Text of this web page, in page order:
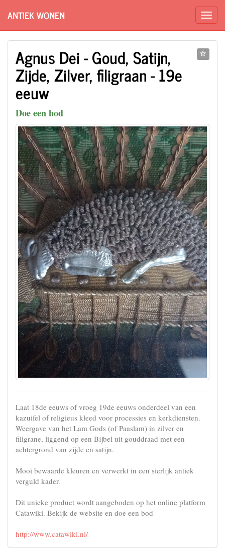
ANTIEK WONEN
Agnus Dei - Goud, Satijn,
Zijde, Zilver, filigraan - 19e
eeuw
Doe een bod
Laat 18de eeuws of vroeg 19de eeuws onderdeel van een
kazuifel of religieus kleed voor processies en kerkdiensten.
Weergave van het Lam Gods (of Paaslam) in zilver en
filigrane, liggend op een Bijbel uit gouddraad met een
achtergrond van zijde en satijn.
Mooi bewaarde kleuren en verwerkt in een sierlijk antiek
verguld kader.
Dit unieke product wordt aangeboden op het online platform
Catawiki. Bekijk de website en doe een bod
http://www.catawiki.nl/